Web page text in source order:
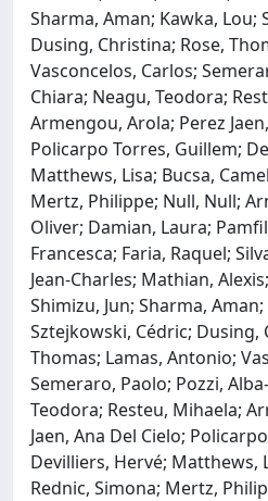
Sharma, Aman; Kawka, Lou;
Dusing, Christina; Rose,
Vasconcelos, Carlos;
Chiara; Neagu, Teodora;
Armengou, Arola; Perez
Policarpo Torres, Guillem;
Matthews, Lisa; Bucsa,
Mertz, Philippe; Null, Null;
Oliver; Damian, Laura;
Francesca; Faria, Raquel;
Jean-Charles; Mathian,
Shimizu, Jun; Sharma,
Sztejkowski, Cédric; Dusing,
Thomas; Lamas, Antonio;
Semeraro, Paolo; Pozzi,
Teodora; Resteu, Mihaela;
Jaen, Ana Del Cielo;
Devilliers, Hervé; Matthews,
Rednic, Simona; Mertz,